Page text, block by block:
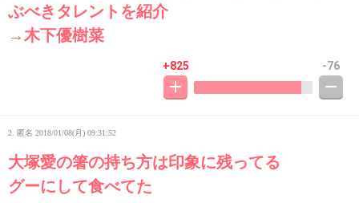
ぶべきタレントを紹介
→木下優樹菜
+825 -76
2. 匿名 2018/01/08(月) 09:31:52
大塚愛の箸の持ち方は印象に残ってる
グーにして食べてた